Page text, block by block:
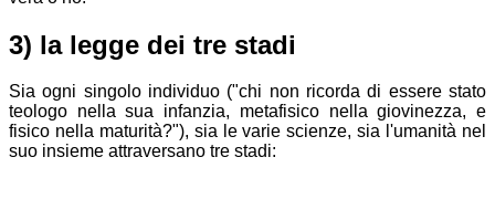
3) la legge dei tre stadi
Sia ogni singolo individuo ("chi non ricorda di essere stato
teologo nella sua infanzia, metafisico nella giovinezza, e
fisico nella maturità?"), sia le varie scienze, sia l'umanità nel
suo insieme attraversano tre stadi: